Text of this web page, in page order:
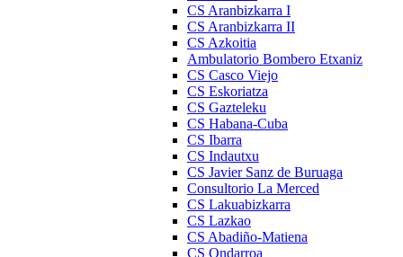
CS Aranbizkarra I
CS Aranbizkarra II
CS Azkoitia
Ambulatorio Bombero Etxaniz
CS Casco Viejo
CS Eskoriatza
CS Gazteleku
CS Habana-Cuba
CS Ibarra
CS Indautxu
CS Javier Sanz de Buruaga
Consultorio La Merced
CS Lakuabizkarra
CS Lazkao
CS Abadiño-Matiena
CS Ondarroa